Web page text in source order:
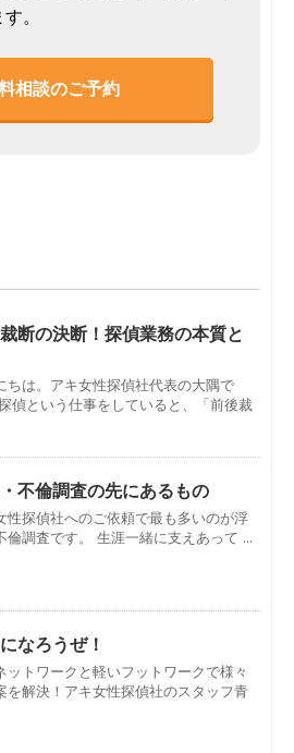
。
相談のご予約
断の決断！探偵業務の本質と
ちは。アキ女性探偵社代表の大隅で
偵という仕事をしていると、「前後裁
不倫調査の先にあるもの
性探偵社へのご依頼で最も多いのが浮
倫調査です。 生涯一緒に支えあって ...
なろうぜ！
ットワークと軽いフットワークで様々
を解決！アキ女性探偵社のスタッフ青